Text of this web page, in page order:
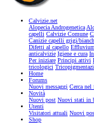
Calvizie.net
Alopecia Androgenetica
capelli Calvizie Comune
Canizie capelli grigi/
Difetti al capello
anticalvizie Igiene e cura
Per iniziare Principi attivi
tricologici
Home
Forums
Nuovi messaggi Cerca nel
Novità
Nuovi post Nuovi stati in
Utenti
Visitatori attuali Nuovi
Shop